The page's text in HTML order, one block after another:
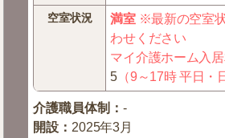
空室状況 満室※最新の空室
わせください
マイ介護ホーム入
5 （9～17時 平日・
介護職員体制 ：-
開設 ： 2025年3月